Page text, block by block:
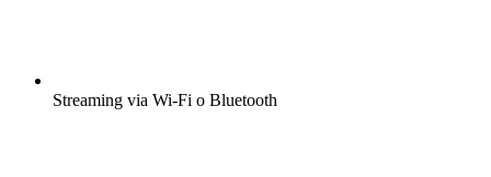
Streaming via Wi-Fi o Bluetooth